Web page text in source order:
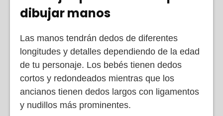
dibujar manos
Las manos tendrán dedos de diferentes
longitudes y detalles dependiendo de la edad
de tu personaje. Los bebés tienen dedos
cortos y redondeados mientras que los
ancianos tienen dedos largos con ligamentos
y nudillos más prominentes.